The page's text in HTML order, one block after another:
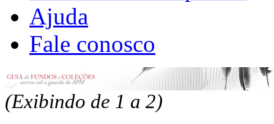
Ajuda
Fale conosco
(Exibindo de 1 a 2)